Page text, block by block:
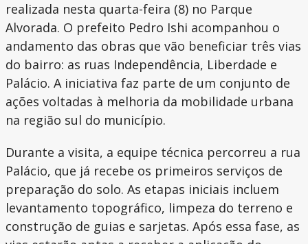
realizada nesta quarta-feira (8) no Parque
Alvorada. O prefeito Pedro Ishi acompanhou o
andamento das obras que vão beneficiar três vias
do bairro: as ruas Independência, Liberdade e
Palácio. A iniciativa faz parte de um conjunto de
ações voltadas à melhoria da mobilidade urbana
na região sul do município.
Durante a visita, a equipe técnica percorreu a rua
Palácio, que já recebe os primeiros serviços de
preparação do solo. As etapas iniciais incluem
levantamento topográfico, limpeza do terreno e
construção de guias e sarjetas. Após essa fase, as